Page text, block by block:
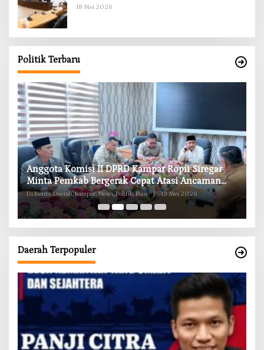
18 Mei 2026
Politik Terbaru
Anggota Komisi II DPRD Kampar Ropii Siregar
Minta Pemkab Bergerak Cepat Atasi Ancaman
Kekosongan Obat demi Wujudkan Kampar Dihati
Di Berita, Daerah, Kampar, News, Politik, Riau | 19 Mei 2026
Daerah Terpopuler